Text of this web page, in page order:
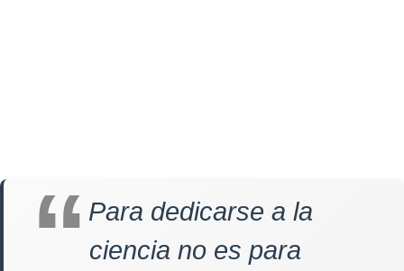
Para dedicarse a la
ciencia no es para